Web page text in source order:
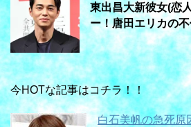
東出昌大新彼女(恋
ー！唐田エリカの
今HOTな記事はコチラ！！
白石美帆の急死原